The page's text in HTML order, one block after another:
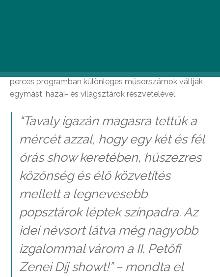
perces programban különleges műsorszámok váltják
egymást, hazai- és világsztárok részvételével.
“Tavaly igazán magasra tettük a
mércét azzal, hogy egy két és fél
órás show keretében, húszezres
közönség és élő közvetítés
mellett a legnevesebb
popsztárok léptek színpadra. Az
idei névsort látva még nagyobb
izgalommal várom a II. Petőfi
Zenei Díj showt!” – mondta el